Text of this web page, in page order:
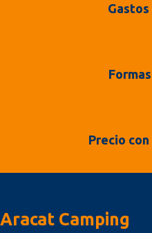
Precio
Aracat Camping